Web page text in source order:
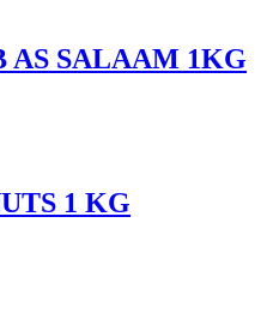
AS SALAAM 1KG
1 KG